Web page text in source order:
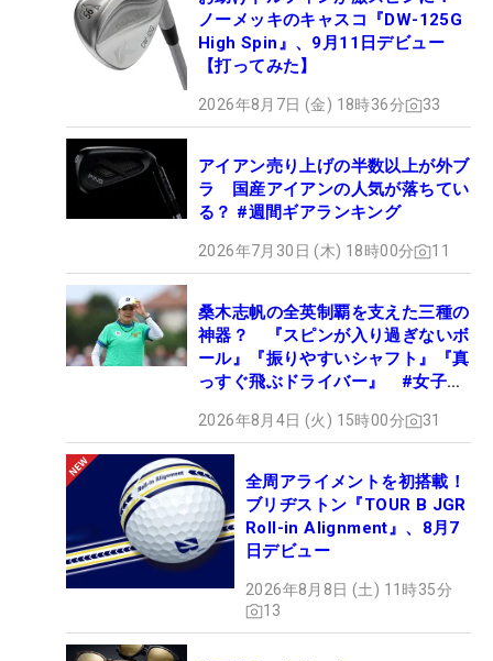
ノーメッキのキャスコ『DW-125G
High Spin』、9月11日デビュー
【打ってみた】
2026年8月7日 (金) 18時36分 33
アイアン売り上げの半数以上が外ブ
ラ 国産アイアンの人気が落ちてい
る？ #週間ギアランキング
2026年7月30日 (木) 18時00分 11
桑木志帆の全英制覇を支えた三種の
神器？ 『スピンが入り過ぎないボ
ール』『振りやすいシャフト』『真
っすぐ飛ぶドライバー』 #女子プ
2026年8月4日 (火) 15時00分 31
全周アライメントを初搭載！
ブリヂストン『TOUR B JGR
Roll-in Alignment』、8月7
日デビュー
2026年8月8日 (土) 11時35分
13